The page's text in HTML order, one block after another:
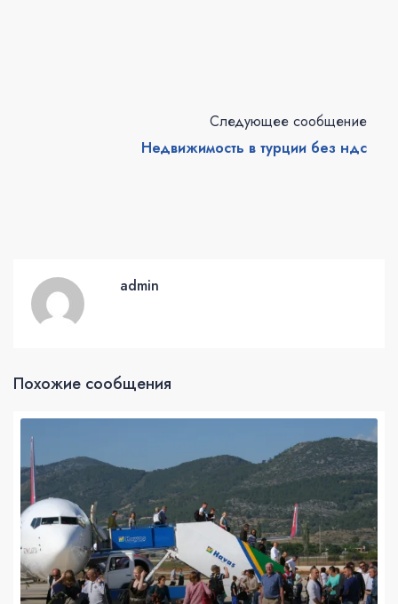
Следующее сообщение
Недвижимость в турции без ндс
admin
Похожие сообщения